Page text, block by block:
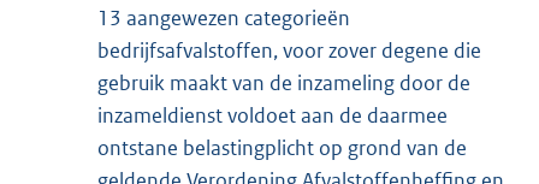
13 aangewezen categorieën
bedrijfsafvalstoffen, voor zover degene die
gebruik maakt van de inzameling door de
inzameldienst voldoet aan de daarmee
ontstane belastingplicht op grond van de